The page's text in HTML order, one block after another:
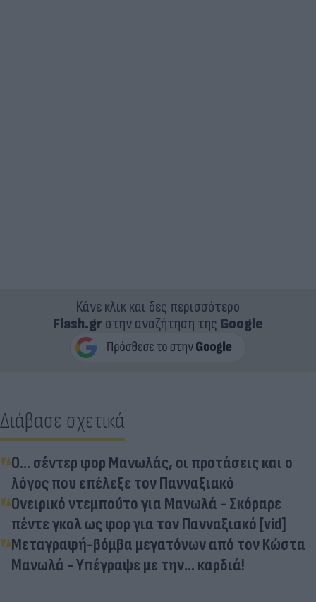
Κάνε κλικ και δες περισσότερο
Flash.grστην αναζήτηση της Google
Διάβασε σχετικά
O... σέντερ φορ Μανωλάς, οι προτάσεις και ο
λόγος που επέλεξε τον Πανναξιακό
Ονειρικό ντεμπούτο για Μανωλά - Σκόραρε
πέντε γκολ ως φορ για τον Πανναξιακό [vid]
Μεταγραφή-βόμβα μεγατόνων από τον Κώστα
Μανωλά - Υπέγραψε με την... καρδιά!